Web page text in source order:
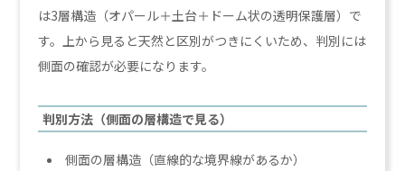
は3層構造（オパール＋土台＋ドーム状の透明保護層）で
す。上から見ると天然と区別がつきにくいため、判別には
側面の確認が必要になります。
判別方法（側面の層構造で見る）
側面の層構造（直線的な境界線があるか）